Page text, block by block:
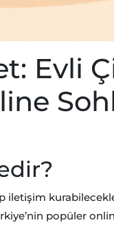
Evli
iletişim
popüler